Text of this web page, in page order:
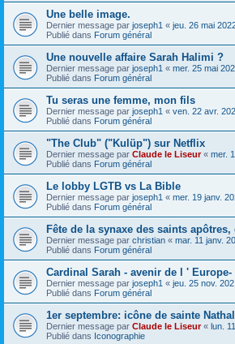
Une belle image.
Dernier message par joseph1 « jeu. 26 mai
Publié dans Forum général
Une nouvelle affaire Sarah Halimi ?
Dernier message par joseph1 « mer. 25 mai
Publié dans Forum général
Tu seras une femme, mon fils
Dernier message par joseph1 « ven. 22 avr.
Publié dans Forum général
"The Club" ("Kulüp") sur Netflix
Dernier message par Claude le Liseur« mer.
Publié dans Forum général
Le lobby LGTB vs La Bible
Dernier message par joseph1 « mer. 19 janv.
Publié dans Forum général
Fête de la synaxe des saints apôtres,
Dernier message par christian « mar. 11 janv.
Publié dans Forum général
Cardinal Sarah - avenir de l ' Europe-
Dernier message par joseph1 « jeu. 25 nov.
Publié dans Forum général
1er septembre: icône de sainte
Dernier message par Claude le Liseur« lun.
Publié dans Iconographie